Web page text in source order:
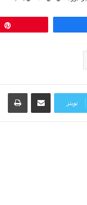
تويتر
مشاركة عبر البريد